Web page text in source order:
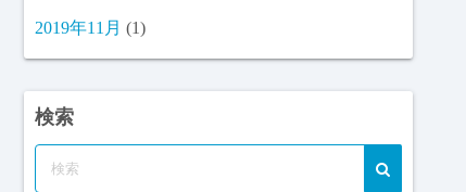
2019年11月 (1)
検索